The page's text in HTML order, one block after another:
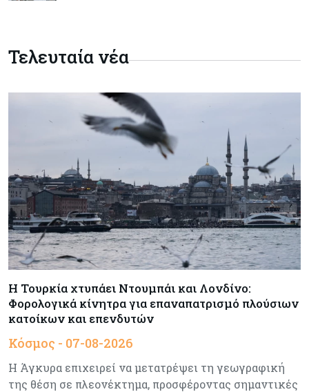
Τραμπ: Νέοι δασμοί 15% στο πολυπυρίτιο για
ημιαγωγούς και φωτοβολταϊκά με στόχο την
ενίσχυση της βιομηχανίας
Κύπρος 07-08-2026
Τσολάκη: Προτεραιότητα η βελτίωση της
καθημερινότητας μέσω οδικών έργων και
συγκοινωνιών
Ενέργεια 07-08-2026
Δαμιανός για GSI: Θετική εξέλιξη η είσοδος της
Crypto
Γιατί το Bitcoin διχάζει αναλυτές και αγορά
Τελευταία νέα
Η Τουρκία χτυπάει Ντουμπάι και Λονδίνο:
Φορολογικά κίνητρα για επαναπατρισμό πλούσιων
κατοίκων και επενδυτών
Κόσμος - 07-08-2026
Η Άγκυρα επιχειρεί να μετατρέψει τη γεωγραφική
της θέση σε πλεονέκτημα, προσφέροντας σημαντικές